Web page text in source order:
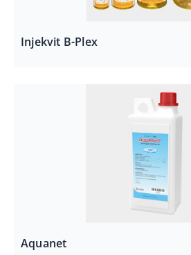
Injekvit B-Plex
Aquanet